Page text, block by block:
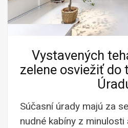
Vystavených
zelene osviežiť do
Súčasní úrady majú za
nudné kabíny z minulosti